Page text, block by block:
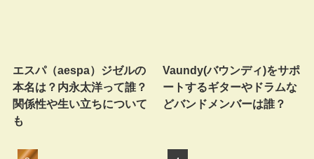
エスパ（aespa）ジゼルの
本名は？内永太洋って誰？
関係性や生い立ちについて
も
Vaundy(バウンディ)をサポ
ートするギターやドラムな
どバンドメンバーは誰？